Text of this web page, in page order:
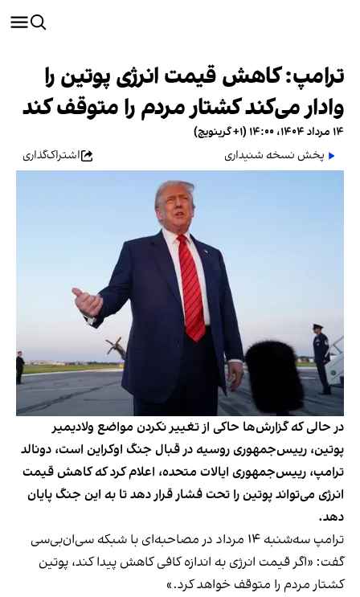
ترامپ: کاهش قیمت انرژی پوتین را
وادار می‌کند کشتار مردم را متوقف کند
۱۴ مرداد ۱۴۰۴، ۱۴:۰۰ (‎+۱ گرینویچ)
پخش نسخه شنیداری
اشتراک‌گذاری
در حالی که گزارش‌ها حاکی از تغییر نکردن مواضع ولادیمیر
پوتین، رییس‌جمهوری روسیه در قبال جنگ اوکراین است، دونالد
ترامپ، رییس‌جمهوری ایالات متحده، اعلام کرد که کاهش قیمت
انرژی می‌تواند پوتین را تحت فشار قرار دهد تا به این جنگ پایان
دهد.
ترامپ سه‌شنبه ۱۴ مرداد در مصاحبه‌ای با شبکه سی‌ان‌بی‌سی
گفت: «اگر قیمت انرژی به اندازه کافی کاهش پیدا کند، پوتین
کشتار مردم را متوقف خواهد کرد.»